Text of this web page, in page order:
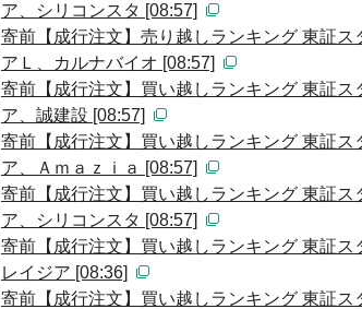
ア、シリコンスタ [08:57]
寄前【成行注文】売り越しランキング 東証
アＬ、カルナバイオ [08:57]
寄前【成行注文】買い越しランキング 東証
ア、誠建設 [08:57]
寄前【成行注文】買い越しランキング 東証
ア、Ａｍａｚｉａ [08:57]
寄前【成行注文】買い越しランキング 東証
ア、シリコンスタ [08:57]
寄前【成行注文】買い越しランキング 東証
レイジア [08:36]
寄前【成行注文】買い越しランキング 東証